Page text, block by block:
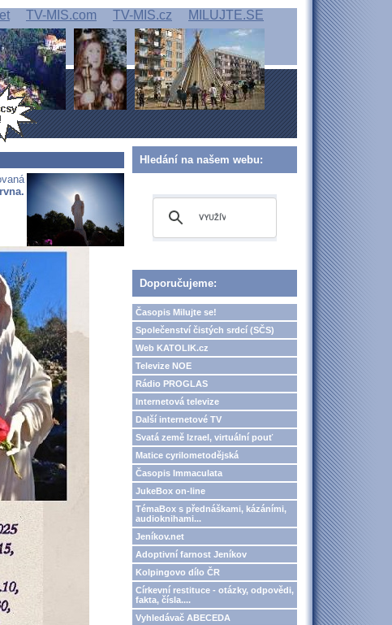
TV-MIS.com TV-MIS.cz MILUJTE.SE
Hledání na našem webu:
Doporučujeme:
Časopis Milujte se!
Společenství čistých srdcí (SČS)
Web KATOLIK.cz
Televize NOE
Rádio PROGLAS
Internetová televize
Další internetové TV
Svatá země Izrael, virtuální pouť
Matice cyrilometodějská
Časopis Immaculata
JukeBox on-line
TémaBox s přednáškami, kázáními,
audioknihami...
Jeníkov.net
Adoptivní farnost Jeníkov
Kolpingovo dílo ČR
Církevní restituce - otázky, odpovědi,
fakta, čísla....
Vyhledávač ABECEDA